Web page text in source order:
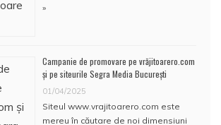
»
Campanie de promovare pe vrăjitoarero.com
și pe siteurile Segra Media București
01/04/2025
Siteul www.vrajitoarero.com este
mereu în căutare de noi dimensiuni